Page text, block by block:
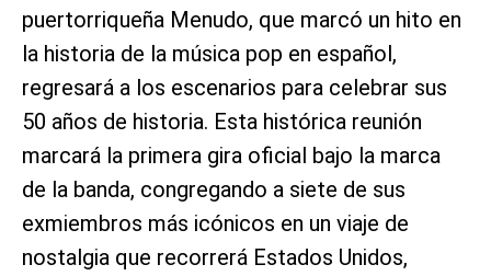
puertorriqueña Menudo, que marcó un hito en
la historia de la música pop en español,
regresará a los escenarios para celebrar sus
50 años de historia. Esta histórica reunión
marcará la primera gira oficial bajo la marca
de la banda, congregando a siete de sus
exmiembros más icónicos en un viaje de
nostalgia que recorrerá Estados Unidos,